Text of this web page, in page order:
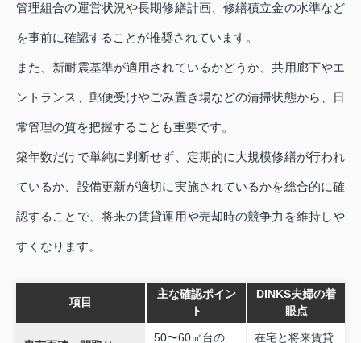
管理組合の運営状況や長期修繕計画、修繕積立金の水準など
を事前に確認することが推奨されています。
また、新耐震基準が適用されているかどうか、共用廊下やエ
ントランス、郵便受けやごみ置き場などの清掃状態から、日
常管理の質を把握することも重要です。
築年数だけで単純に判断せず、定期的に大規模修繕が行われ
ているか、設備更新が適切に実施されているかを総合的に確
認することで、将来の賃貸運用や売却時の競争力を維持しや
すくなります。
項目
主な確認ポイン
ト
DINKS夫婦の着
眼点
50〜60㎡台の 在宅と将来賃貸